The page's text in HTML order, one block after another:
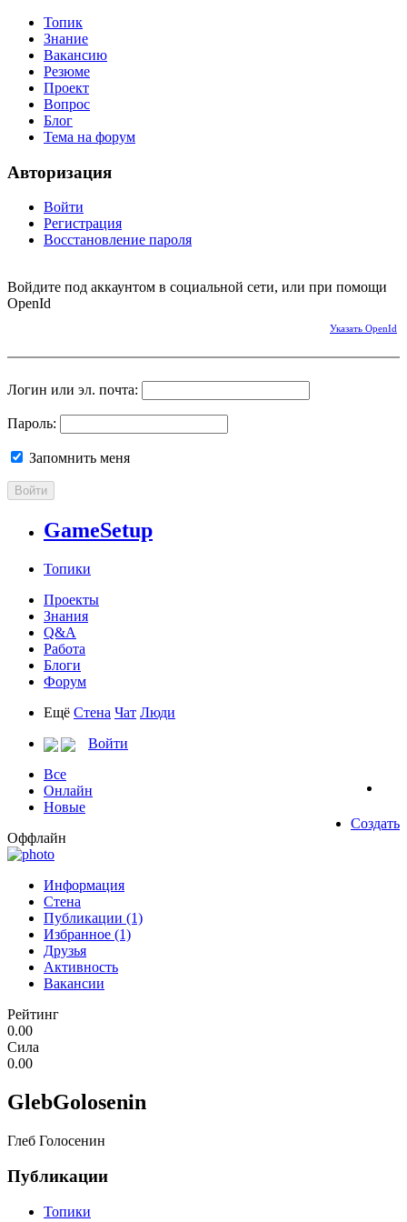
Топик
Знание
Вакансию
Резюме
Проект
Вопрос
Блог
Тема на форум
Авторизация
Войти
Регистрация
Восстановление пароля
Войдите под аккаунтом в социальной сети, или при помощи
OpenId
Указать OpenId
Логин или эл. почта:
Пароль:
Запомнить меня
Войти
GameSetup
Топики
Проекты
Знания
Q&A
Работа
Блоги
Форум
Ещё Стена Чат Люди
Войти
Все
Онлайн
Новые
Создать
Оффлайн
Информация
Стена
Публикации (1)
Избранное (1)
Друзья
Активность
Вакансии
Рейтинг
0.00
Сила
0.00
GlebGolosenin
Глеб Голосенин
Публикации
Топики